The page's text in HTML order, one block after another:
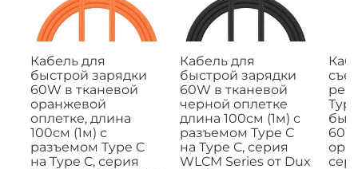
Кабель для
быстрой зарядки
60W в тканевой
оранжевой
оплетке, длина
100см (1м) с
разъемом Type C
на Type C, серия
Кабель для
быстрой зарядки
60W в тканевой
черной оплетке
длина 100см (1м) с
разъемом Type C
на Type C, серия
WLCM Series от Dux